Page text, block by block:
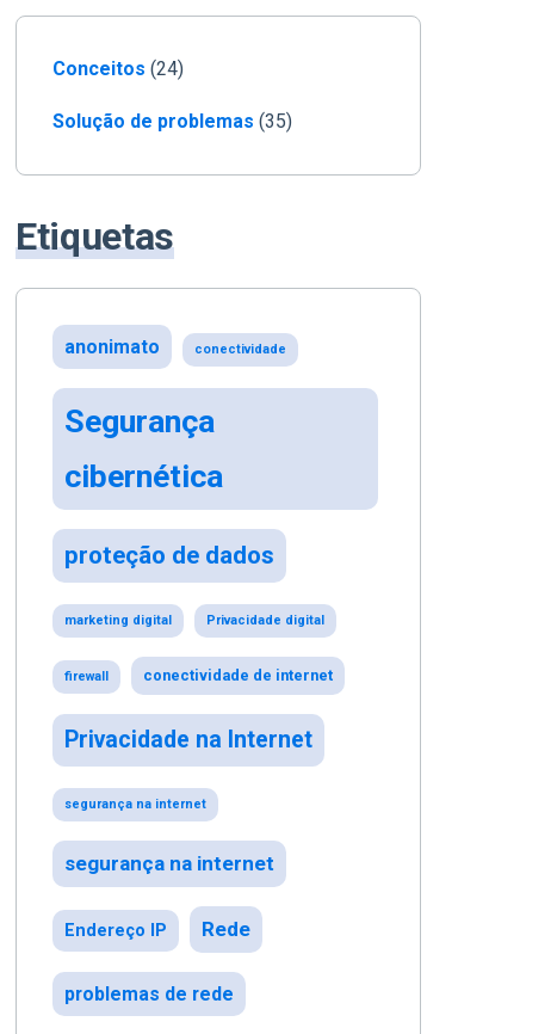
Conceitos (24)
Solução de problemas (35)
Etiquetas
anonimato conectividade
Segurança
cibernética
proteção de dados
marketing digital Privacidade digital
firewall conectividade de internet
Privacidade na Internet
segurança na internet
segurança na internet
Endereço IP Rede
problemas de rede